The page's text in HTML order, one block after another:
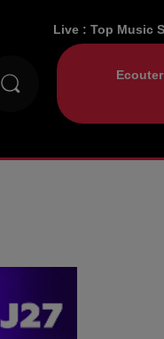
Live :Top Music